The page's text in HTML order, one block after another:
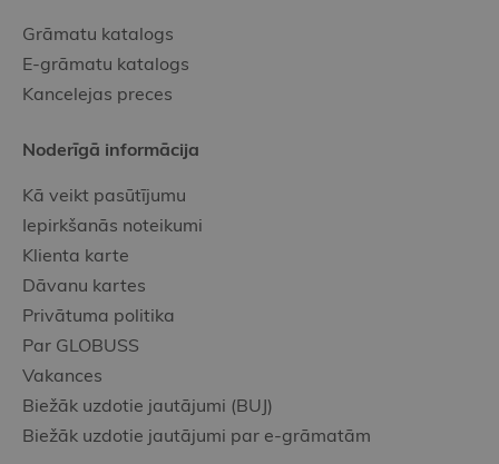
Grāmatu katalogs
E-grāmatu katalogs
Kancelejas preces
Noderīgā informācija
Kā veikt pasūtījumu
Iepirkšanās noteikumi
Klienta karte
Dāvanu kartes
Privātuma politika
Par GLOBUSS
Vakances
Biežāk uzdotie jautājumi (BUJ)
Biežāk uzdotie jautājumi par e-grāmatām